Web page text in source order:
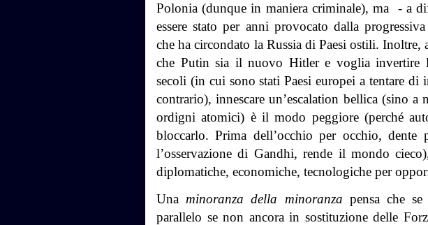
Polonia (dunque in maniera criminale), ma
- a
essere stato per anni provocato dalla
che ha circondato la Russia di Paesi ostili. Inoltre,
che Putin sia il nuovo Hitler e voglia invertire
secoli (in cui sono stati Paesi europei a tentare di
contrario), innescare un’escalation bellica (sino a
ordigni atomici) è il modo peggiore (perché
bloccarlo. Prima dell’occhio per occhio, dente
l’osservazione di Gandhi, rende il mondo
diplomatiche, economiche, tecnologiche per
Una minoranza della minoranza pensa che
parallelo se non ancora in sostituzione delle